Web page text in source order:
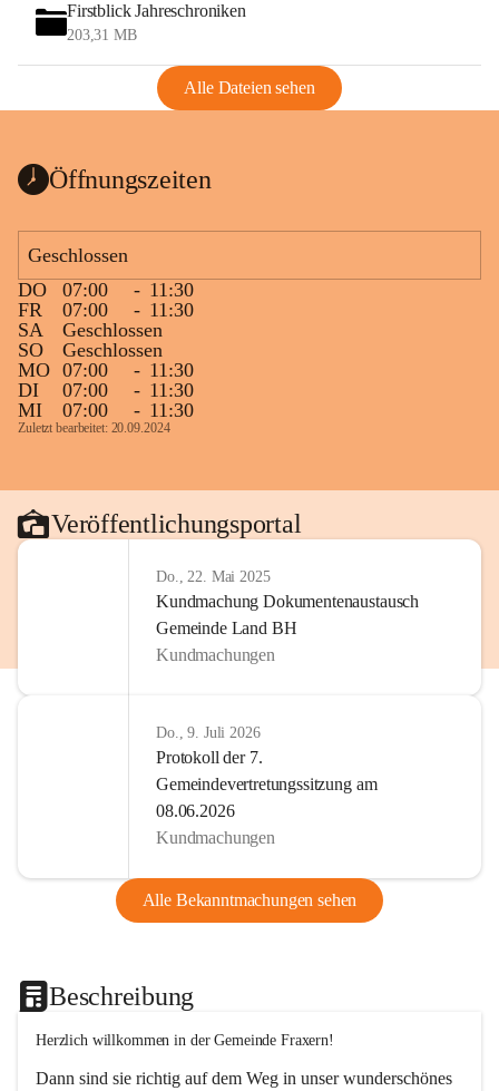
Firstblick Jahreschroniken
203,31 MB
Alle Dateien sehen
Öffnungszeiten
Geschlossen
DO
07:00 - 11:30
FR
07:00 - 11:30
SA
Geschlossen
SO
Geschlossen
MO 07:00 - 11:30
DI
07:00 - 11:30
MI
07:00 - 11:30
Zuletzt bearbeitet: 20.09.2024
Veröffentlichungsportal
Do., 22. Mai 2025
Kundmachung Dokumentenaustausch
Gemeinde Land BH
Kundmachungen
Do., 9. Juli 2026
Protokoll der 7.
Gemeindevertretungssitzung am
08.06.2026
Kundmachungen
Alle Bekanntmachungen sehen
Beschreibung
Herzlich willkommen in der Gemeinde Fraxern!
Dann sind sie richtig auf dem Weg in unser wunderschönes